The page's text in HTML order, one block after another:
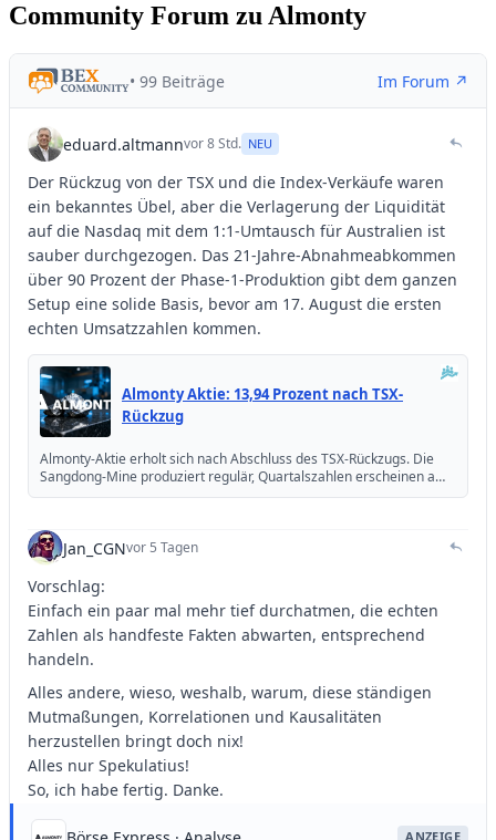
Community Forum zu Almonty